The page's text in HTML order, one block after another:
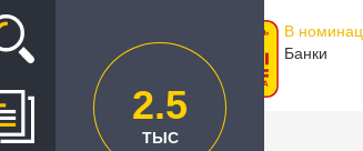
Проект
В
Банки
2.5
ТЫС